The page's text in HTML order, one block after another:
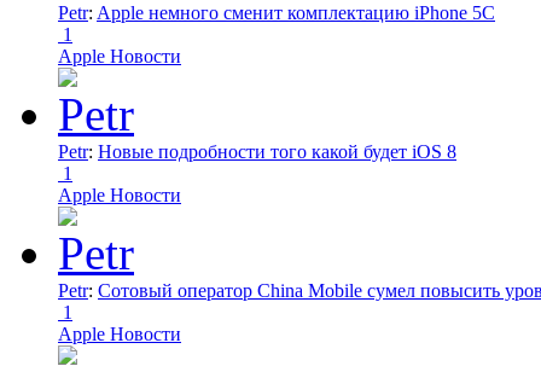
Petr: Apple немного сменит комплектацию iPhone 5C
1
Apple Новости
Petr: Новые подробности того какой будет iOS 8
1
Apple Новости
Petr: Сотовый оператор China Mobile сумел повысить
1
Apple Новости